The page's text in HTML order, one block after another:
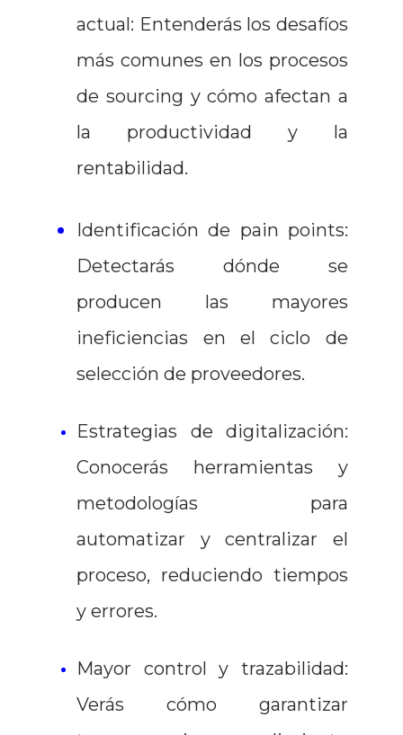
actual: Entenderás los desafíos
más comunes en los procesos
de sourcing y cómo afectan a
la productividad y la
rentabilidad.
Identificación de pain points:
Detectarás dónde se
producen las mayores
ineficiencias en el ciclo de
selección de proveedores.
Estrategias de digitalización:
Conocerás herramientas y
metodologías para
automatizar y centralizar el
proceso, reduciendo tiempos
y errores.
Mayor control y trazabilidad:
Verás cómo garantizar